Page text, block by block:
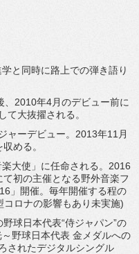
と同時に路上での弾き語り
2010年4月のデビュー前に
て大抜擢される。
ャーデビュー。2013年11月
める。
大使」に任命される。2016
初の主催となる野外音楽フ
」開催。毎年開催する程の
ロナの影響もあり未実施)
球日本代表“侍ジャパン”の
野球日本代表 金メダルへの
されたデジタルシングル